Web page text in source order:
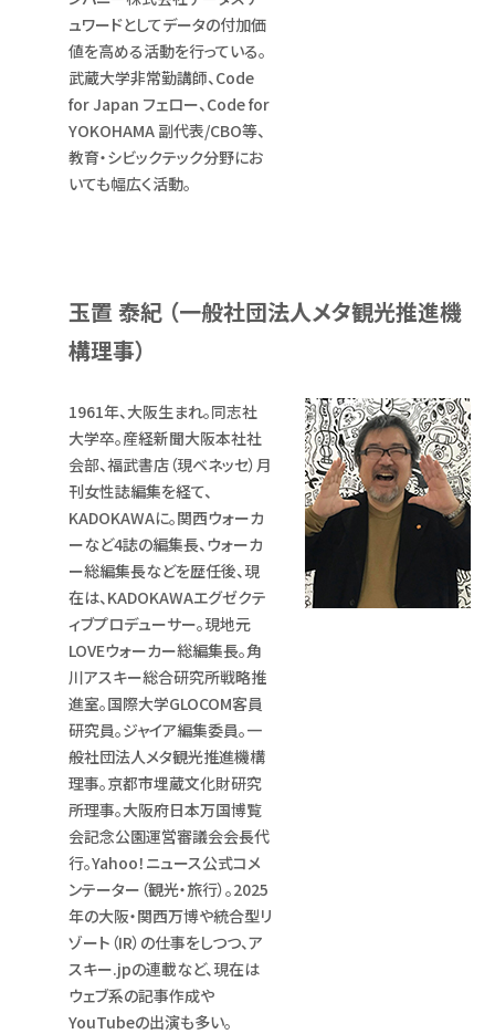
ュワードとしてデータの付加価
値を高める活動を行っている。
武蔵大学非常勤講師、Code
for Japan フェロー、Code for
YOKOHAMA 副代表/CBO等、
教育・シビックテック分野にお
いても幅広く活動。
玉置 泰紀 （一般社団法人メタ観光推進機
構理事）
1961年、大阪生まれ。同志社
大学卒。産経新聞大阪本社社
会部、福武書店（現ベネッセ）月
刊女性誌編集を経て、
KADOKAWAに。関西ウォーカ
ーなど4誌の編集長、ウォーカ
ー総編集長などを歴任後、現
在は、KADOKAWAエグゼクテ
ィブプロデューサー。現地元
LOVEウォーカー総編集長。角
川アスキー総合研究所戦略推
進室。国際大学GLOCOM客員
研究員。ジャイア編集委員。一
般社団法人メタ観光推進機構
理事。京都市埋蔵文化財研究
所理事。大阪府日本万国博覧
会記念公園運営審議会会長代
行。Yahoo！ニュース公式コメ
ンテーター（観光・旅行）。2025
年の大阪・関西万博や統合型リ
ゾート（IR）の仕事をしつつ、ア
スキー.jpの連載など、現在は
ウェブ系の記事作成や
YouTubeの出演も多い。